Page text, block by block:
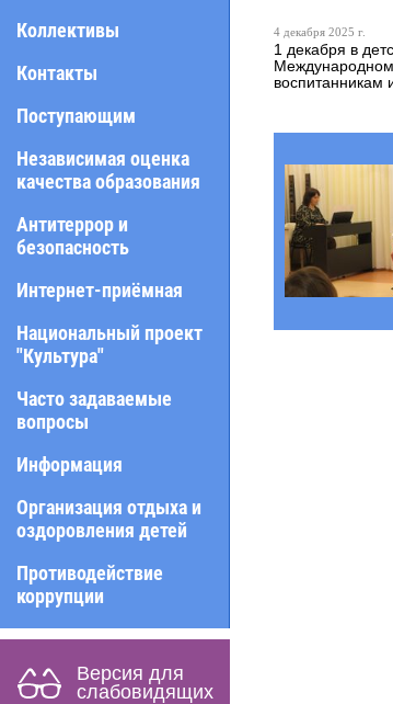
Коллективы
Контакты
Поступающим
Независимая оценка
качества образования
Антитеррор и
безопасность
Интернет-приёмная
Национальный проект
"Культура"
Часто задаваемые
вопросы
Информация
Организация отдыха и
оздоровления детей
Противодействие
коррупции
Версия для
слабовидящих
4 декабря 2025 г.
1 декабря в
воспитанникам